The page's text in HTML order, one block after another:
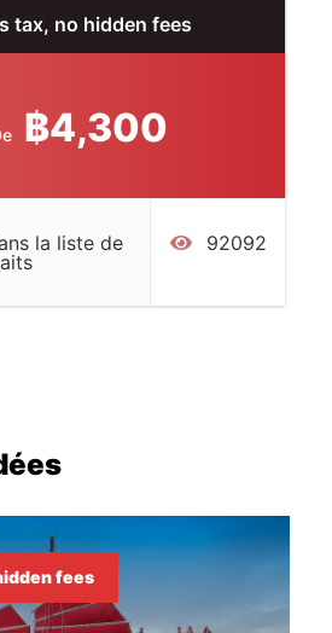
tax, no hidden fees
฿4,300
la liste de
92092
de soleil sur le toit. Pendant
votre mélange préféré
s'achève, nous
la péninsule de Railay, juste
-
GRATUITE JUSQU'À 24
fees